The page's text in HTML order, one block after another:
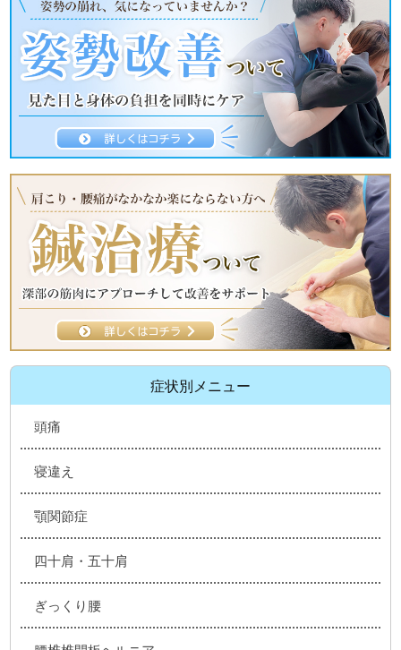
症状別メニュー
頭痛
寝違え
顎関節症
四十肩・五十肩
ぎっくり腰